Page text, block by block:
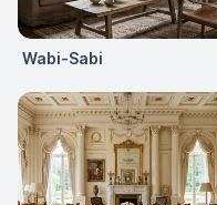
Wabi-Sabi